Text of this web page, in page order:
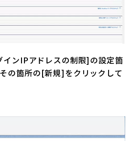
ンIPアドレスの制限]の設定箇
の箇所の[新規]をクリックして